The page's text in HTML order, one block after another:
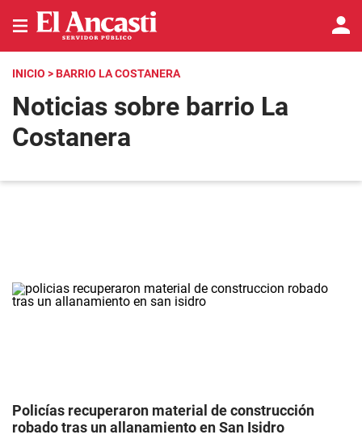
INICIO > BARRIO LA COSTANERA
Noticias sobre barrio La
Costanera
Policías recuperaron material de construcción
robado tras un allanamiento en San Isidro